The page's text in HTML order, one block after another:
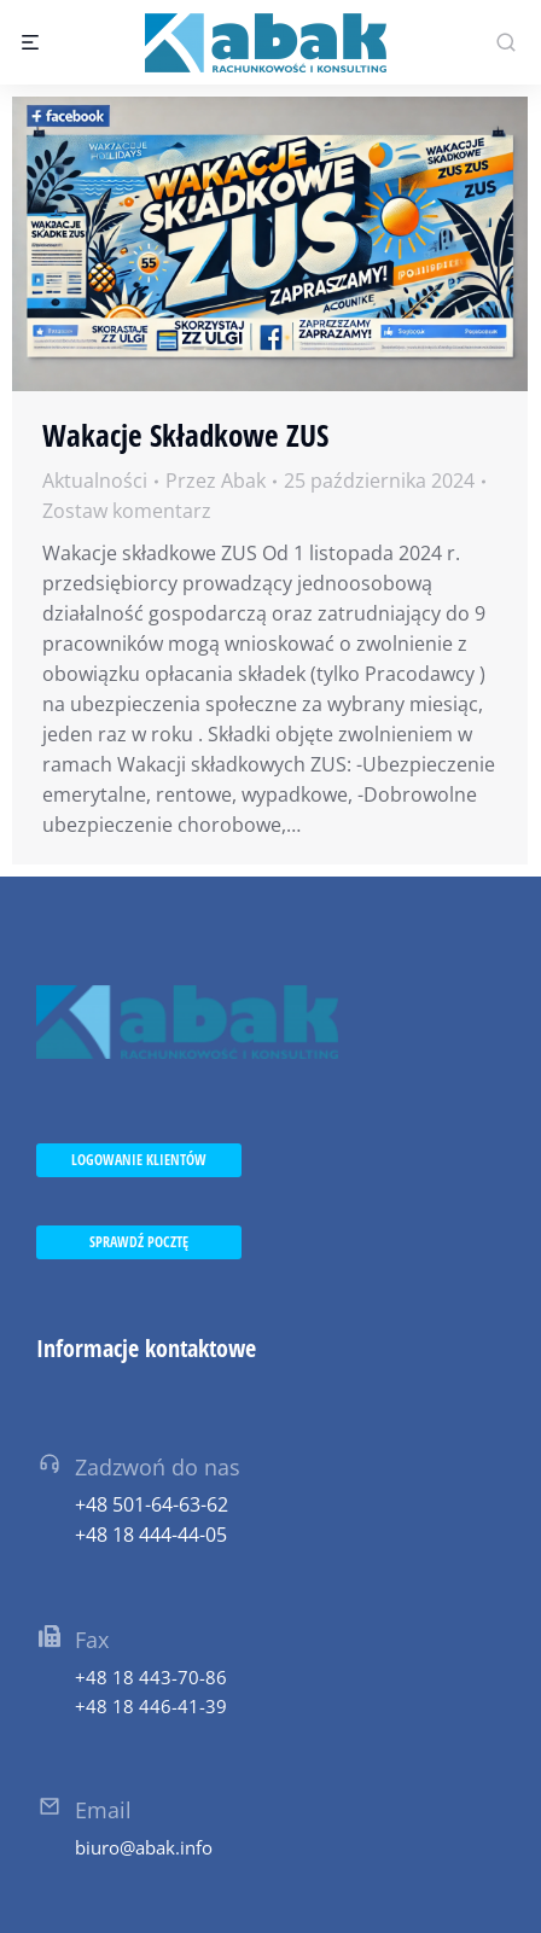
Wakacje Składkowe ZUS
Aktualności Przez Abak
25 października 2024
Zostaw komentarz
Wakacje składkowe ZUS Od 1 listopada 2024 r.
przedsiębiorcy prowadzący jednoosobową
działalność gospodarczą oraz zatrudniający do 9
pracowników mogą wnioskować o zwolnienie z
obowiązku opłacania składek (tylko Pracodawcy )
na ubezpieczenia społeczne za wybrany miesiąc,
jeden raz w roku . Składki objęte zwolnieniem w
ramach Wakacji składkowych ZUS: -Ubezpieczenie
emerytalne, rentowe, wypadkowe, -Dobrowolne
ubezpieczenie chorobowe,…
LOGOWANIE KLIENTÓW
SPRAWDŹ POCZTĘ
Informacje kontaktowe
Zadzwoń do nas
+48 501-64-63-62
+48 18 444-44-05
Fax
+48 18 443-70-86
+48 18 446-41-39
Email
biuro@abak.info